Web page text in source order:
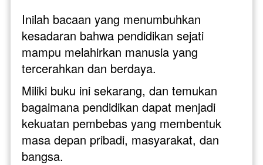
Inilah bacaan yang menumbuhkan
kesadaran bahwa pendidikan sejati
mampu melahirkan manusia yang
tercerahkan dan berdaya.
Miliki buku ini sekarang, dan temukan
bagaimana pendidikan dapat menjadi
kekuatan pembebas yang membentuk
masa depan pribadi, masyarakat, dan
bangsa.